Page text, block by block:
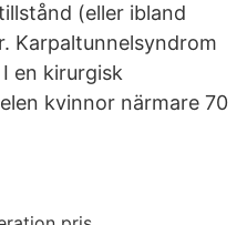
(eller ibland
Karpaltunnelsyndrom
en kirurgisk
kvinnor närmare 70